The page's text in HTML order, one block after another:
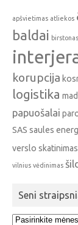
apšvietimas atliekos
baldai birstonas
korupcija
logistika
papuošalai
SAS saules
verslo skatinimas
vilnius vėdinimas
Seni
Seni